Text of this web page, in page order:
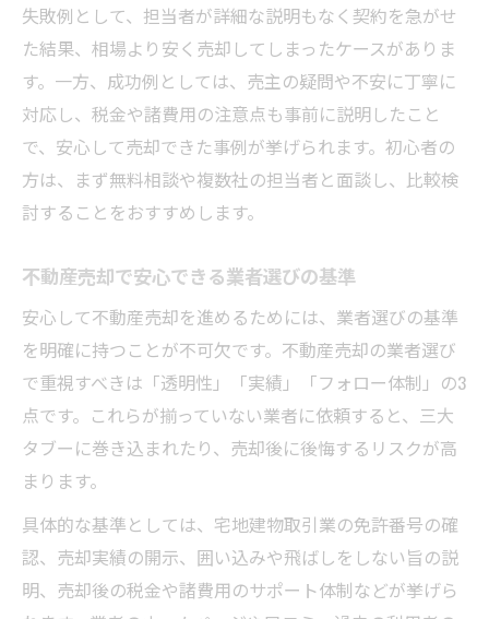
失敗例として、担当者が詳細な説明もなく契約を急がせ
た結果、相場より安く売却してしまったケースがありま
す。一方、成功例としては、売主の疑問や不安に丁寧に
対応し、税金や諸費用の注意点も事前に説明したこと
で、安心して売却できた事例が挙げられます。初心者の
方は、まず無料相談や複数社の担当者と面談し、比較検
討することをおすすめします。
不動産売却で安心できる業者選びの基準
安心して不動産売却を進めるためには、業者選びの基準
を明確に持つことが不可欠です。不動産売却の業者選び
で重視すべきは「透明性」「実績」「フォロー体制」の3
点です。これらが揃っていない業者に依頼すると、三大
タブーに巻き込まれたり、売却後に後悔するリスクが高
まります。
具体的な基準としては、宅地建物取引業の免許番号の確
認、売却実績の開示、囲い込みや飛ばしをしない旨の説
明、売却後の税金や諸費用のサポート体制などが挙げら